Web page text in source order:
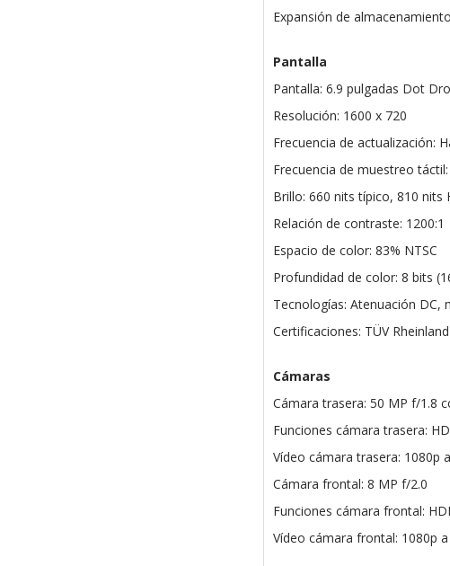
Expansión de
Pantalla
Pantalla: 6.9 pulgadas Dot
Resolución: 1600 x 720
Frecuencia de actualización:
Frecuencia de muestreo
Brillo: 660 nits típico, 810 nits
Relación de contraste: 1200:1
Espacio de color: 83% NTSC
Profundidad de color: 8 bits
Tecnologías: Atenuación DC,
Certificaciones: TÜV
Cámaras
Cámara trasera: 50 MP f/1.8
Funciones cámara trasera:
Vídeo cámara trasera: 1080p
Cámara frontal: 8 MP f/2.0
Funciones cámara frontal:
Vídeo cámara frontal: 1080p